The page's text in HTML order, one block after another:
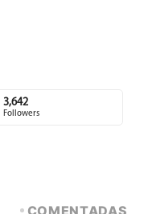
3,642
Followers
COMENTADAS